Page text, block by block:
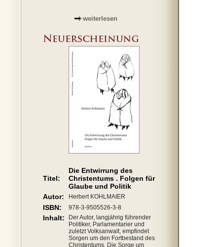
weiterlesen
Titel:
Die Entwirrung des
Christentums . Folgen für
Glaube und Politik
Autor:
Herbert KOHLMAIER
ISBN: 978-3-9505526-3-8
Inhalt:
Der Autor, langjährig führender
Politiker, Parlamentarier und
zuletzt Volksanwalt, empfindet
Sorgen um den Fortbestand des
Christentums. Die Sorge um